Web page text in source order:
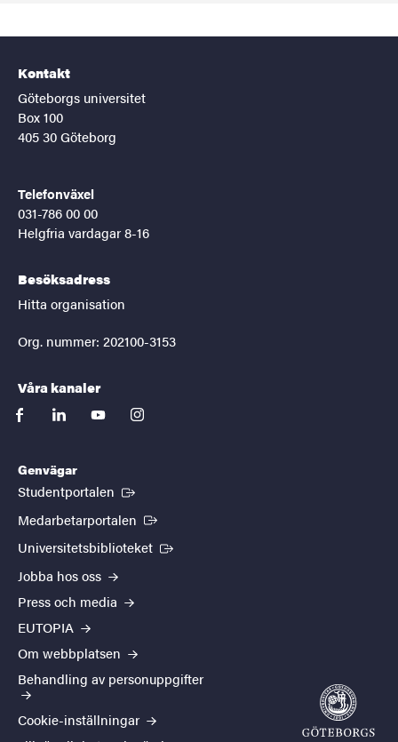
Kontakt
Göteborgs universitet
Box 100
405 30 Göteborg
Telefonväxel
031-786 00 00
Helgfria vardagar 8-16
Besöksadress
Hitta organisation
Org. nummer: 202100-3153
Våra kanaler
facebooklinkedinyoutubeinstagram
Genvägar
Studentportalen (Extern länk)
Medarbetarportalen (Extern länk)
Universitetsbiblioteket (Extern länk)
Jobba hos oss
Press och media
EUTOPIA
Om webbplatsen
Behandling av personuppgifter
Cookie-inställningar